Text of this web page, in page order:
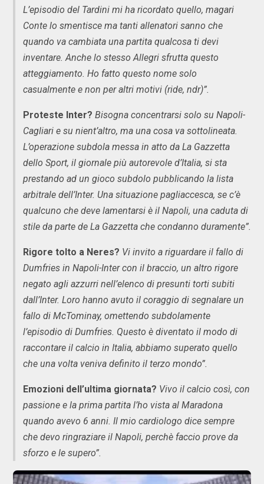
L’episodio del Tardini mi ha ricordato quello, magari
Conte lo smentisce ma tanti allenatori sanno che
quando va cambiata una partita qualcosa ti devi
inventare. Anche lo stesso Allegri sfrutta questo
atteggiamento. Ho fatto questo nome solo
casualmente e non per altri motivi (ride, ndr)”.
Proteste Inter? Bisogna concentrarsi solo su Napoli-
Cagliari e su nient’altro, ma una cosa va sottolineata.
L’operazione subdola messa in atto da La Gazzetta
dello Sport, il giornale più autorevole d’Italia, si sta
prestando ad un gioco subdolo pubblicando la lista
arbitrale dell’Inter. Una situazione pagliaccesca, se c’è
qualcuno che deve lamentarsi è il Napoli, una caduta di
stile da parte de La Gazzetta che condanno duramente”.
Rigore tolto a Neres? Vi invito a riguardare il fallo di
Dumfries in Napoli-Inter con il braccio, un altro rigore
negato agli azzurri nell’elenco di presunti torti subiti
dall’Inter. Loro hanno avuto il coraggio di segnalare un
fallo di McTominay, omettendo subdolamente
l’episodio di Dumfries. Questo è diventato il modo di
raccontare il calcio in Italia, abbiamo superato quello
che una volta veniva definito il terzo mondo”.
Emozioni dell’ultima giornata? Vivo il calcio così, con
passione e la prima partita l’ho vista al Maradona
quando avevo 6 anni. Il mio cardiologo dice sempre
che devo ringraziare il Napoli, perchè faccio prove da
sforzo e le supero”.